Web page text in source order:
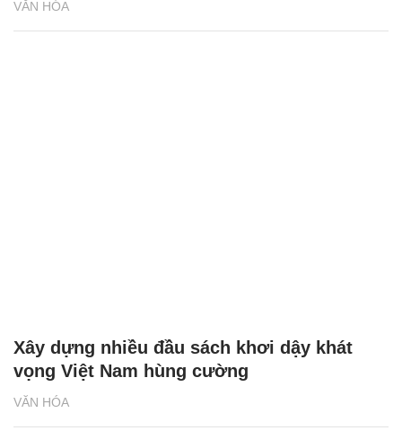
VĂN HÓA
VĂN HÓA
Xây dựng nhiều đầu sách khơi dậy khát
vọng Việt Nam hùng cường